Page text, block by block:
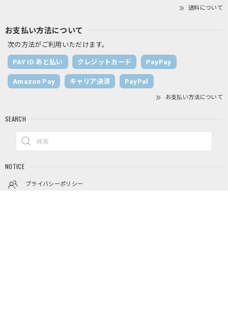
送料について
お支払い方法について
次の方法がご利用いただけます。
PAY ID あと払い クレジットカード PayPay
Amazon Pay キャリア決済 PayPal
お支払い方法について
SEARCH
NOTICE
プライバシーポリシー